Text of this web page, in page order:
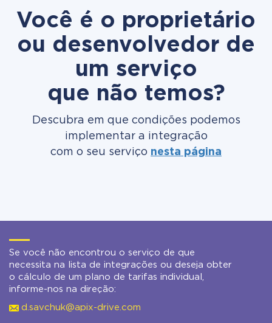
Você é o proprietário
ou desenvolvedor de
um serviço
que não temos?
Descubra em que condições podemos
implementar a integração
com o seu serviço nesta página
Se você não encontrou o serviço de que
necessita na lista de integrações ou deseja obter
o cálculo de um plano de tarifas individual,
informe-nos na direção:
d.savchuk@apix-drive.com